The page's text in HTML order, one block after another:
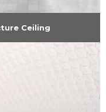
Ceiling